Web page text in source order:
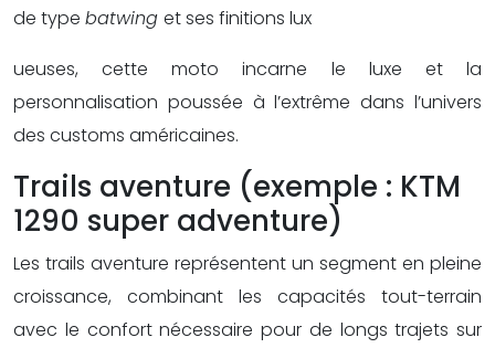
de type batwing et ses finitions lux
ueuses, cette moto incarne le luxe et la
personnalisation poussée à l’extrême dans l’univers
des customs américaines.
Trails aventure (exemple : KTM
1290 super adventure)
Les trails aventure représentent un segment en pleine
croissance, combinant les capacités tout-terrain
avec le confort nécessaire pour de longs trajets sur